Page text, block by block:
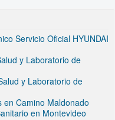
Servicio Oficial HYUNDAI
y Laboratorio de
y Laboratorio de
en Camino Maldonado
en Montevideo